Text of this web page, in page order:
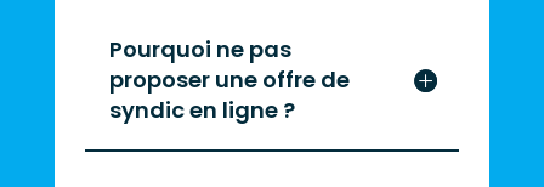
Pourquoi ne pas
proposer une offre de
syndic en ligne ?